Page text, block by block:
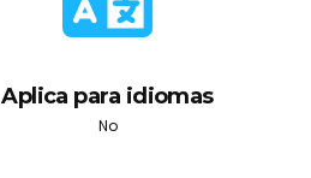
Aplica para idiomas
No